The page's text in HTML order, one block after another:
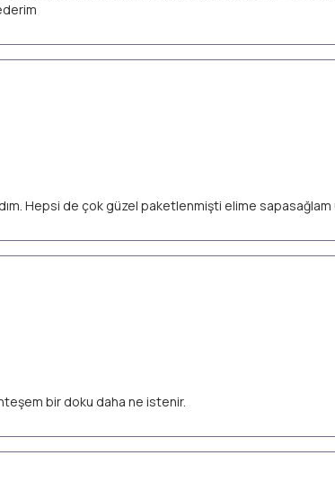
Hepsi de çok güzel paketlenmişti elime sapasağlam
bir doku daha ne istenir.